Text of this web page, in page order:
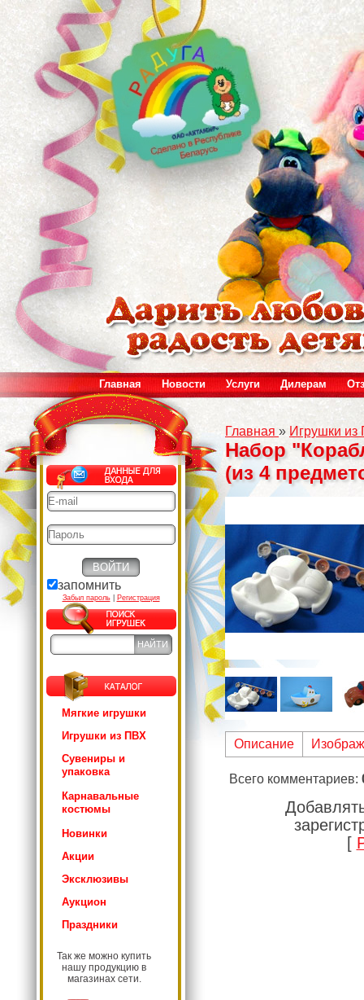
Главная Новости Услуги Дилерам
запомнить
Забыл пароль| Регистрация
Мягкие игрушки
Игрушки из ПВХ
Сувениры и
упаковка
Карнавальные
костюмы
Новинки
Акции
Эксклюзивы
Аукцион
Праздники
Так же можно купить
нашу продукцию в
магазинах сети.
Главная » Игрушки
Набор
(из 4
Описание
Всего комментариев:
[